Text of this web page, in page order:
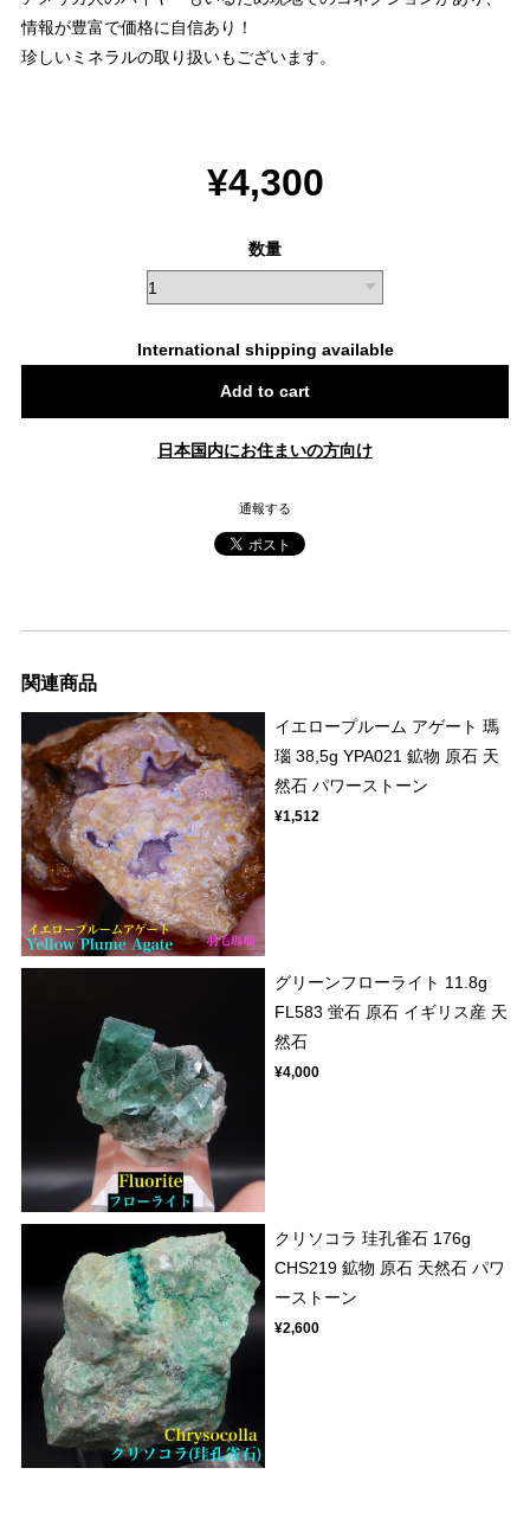
情報が豊富で価格に自信あり！
珍しいミネラルの取り扱いもございます。
¥4,300
数量
International shipping available
Add to cart
日本国内にお住まいの方向け
通報する
関連商品
イエロープルーム アゲート 瑪
瑙 38,5g YPA021 鉱物 原石 天
然石 パワーストーン
¥1,512
グリーンフローライト 11.8g
FL583 蛍石 原石 イギリス産 天
然石
¥4,000
クリソコラ 珪孔雀石 176g
CHS219 鉱物 原石 天然石 パワ
ーストーン
¥2,600